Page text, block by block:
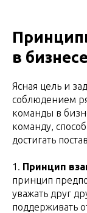
в бизнесе
Ясная цель и
соблюдением
команды в
команду,
достигать
1. Принцип
принцип
уважать друг
поддерживать